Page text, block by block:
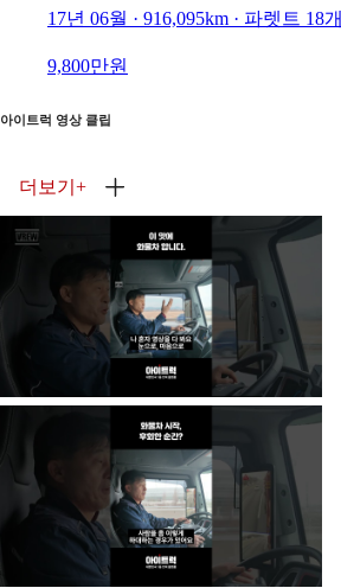
17년 06월 · 916,095km · 파렛트 18개
9,800만원
아이트럭 영상 클립
더보기 +